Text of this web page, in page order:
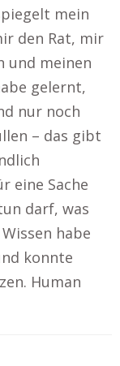
mein
den Rat, mir
und meinen
gelernt,
nur noch
– das gibt
eine Sache
darf, was
habe
konnte
Human